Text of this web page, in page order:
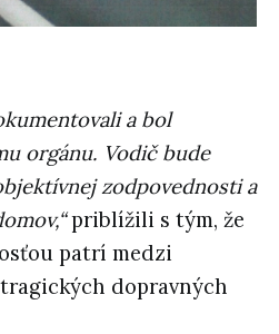
a bol
orgánu. Vodič bude
zodpovednosti a
priblížili s tým, že
patrí medzi
dopravných